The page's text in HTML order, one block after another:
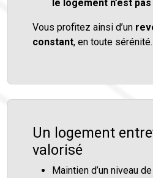
le logement n’est
Vous profitez ainsi d’un
constant, en toute sérénité.
Un logement
valorisé
Maintien d’un niveau de